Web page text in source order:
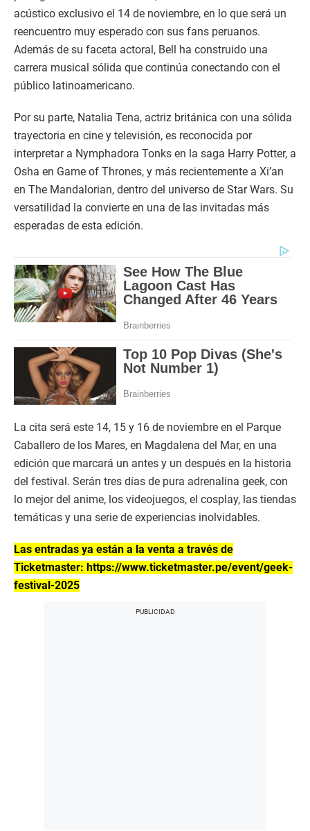
acústico exclusivo el 14 de noviembre, en lo que será un
reencuentro muy esperado con sus fans peruanos.
Además de su faceta actoral, Bell ha construido una
carrera musical sólida que continúa conectando con el
público latinoamericano.
Por su parte, Natalia Tena, actriz británica con una sólida
trayectoria en cine y televisión, es reconocida por
interpretar a Nymphadora Tonks en la saga Harry Potter, a
Osha en Game of Thrones, y más recientemente a Xi’an
en The Mandalorian, dentro del universo de Star Wars. Su
versatilidad la convierte en una de las invitadas más
esperadas de esta edición.
La cita será este 14, 15 y 16 de noviembre en el Parque
Caballero de los Mares, en Magdalena del Mar, en una
edición que marcará un antes y un después en la historia
del festival. Serán tres días de pura adrenalina geek, con
lo mejor del anime, los videojuegos, el cosplay, las tiendas
temáticas y una serie de experiencias inolvidables.
Las entradas ya están a la venta a través de
Ticketmaster: https://www.ticketmaster.pe/event/geek-
festival-2025